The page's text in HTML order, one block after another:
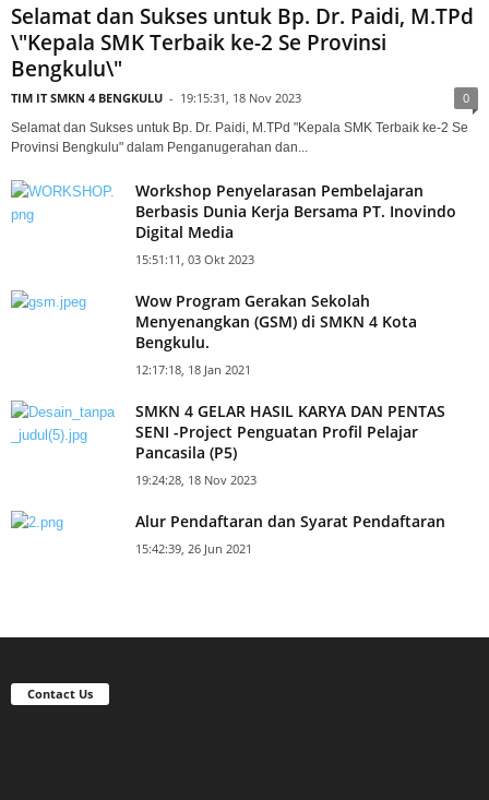
Selamat dan Sukses untuk Bp. Dr. Paidi, M.TPd
\"Kepala SMK Terbaik ke-2 Se Provinsi
Bengkulu\"
TIM IT SMKN 4 BENGKULU - 19:15:31, 18 Nov 2023 0
Selamat dan Sukses untuk Bp. Dr. Paidi, M.TPd "Kepala SMK Terbaik ke-2 Se
Provinsi Bengkulu" dalam Penganugerahan dan...
Workshop Penyelarasan Pembelajaran
Berbasis Dunia Kerja Bersama PT. Inovindo
Digital Media
15:51:11, 03 Okt 2023
Wow Program Gerakan Sekolah
Menyenangkan (GSM) di SMKN 4 Kota
Bengkulu.
12:17:18, 18 Jan 2021
SMKN 4 GELAR HASIL KARYA DAN PENTAS
SENI -Project Penguatan Profil Pelajar
Pancasila (P5)
19:24:28, 18 Nov 2023
Alur Pendaftaran dan Syarat Pendaftaran
15:42:39, 26 Jun 2021
Contact Us